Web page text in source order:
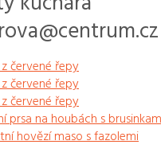
červené řepy
červené řepy
červené řepy
prsa na houbách s
hovězí maso s fazolemi